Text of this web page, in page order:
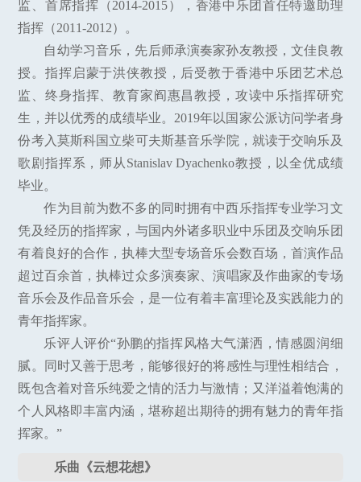
监、首席指挥（2014-2015），香港中乐团首任特邀助理
指挥（2011-2012）。
自幼学习音乐，先后师承演奏家孙友教授，文佳良教
授。指挥启蒙于洪侠教授，后受教于香港中乐团艺术总
监、终身指挥、教育家阎惠昌教授，攻读中乐指挥研究
生，并以优秀的成绩毕业。2019年以国家公派访问学者身
份考入莫斯科国立柴可夫斯基音乐学院，就读于交响乐及
歌剧指挥系，师从Stanislav Dyachenko教授，以全优成绩
毕业。
作为目前为数不多的同时拥有中西乐指挥专业学习文
凭及经历的指挥家，与国内外诸多职业中乐团及交响乐团
有着良好的合作，执棒大型专场音乐会数百场，首演作品
超过百余首，执棒过众多演奏家、演唱家及作曲家的专场
音乐会及作品音乐会，是一位有着丰富理论及实践能力的
青年指挥家。
乐评人评价“孙鹏的指挥风格大气潇洒，情感圆润细
腻。同时又善于思考，能够很好的将感性与理性相结合，
既包含着对音乐纯爱之情的活力与激情；又洋溢着饱满的
个人风格即丰富内涵，堪称超出期待的拥有魅力的青年指
挥家。”
乐曲《云想花想》